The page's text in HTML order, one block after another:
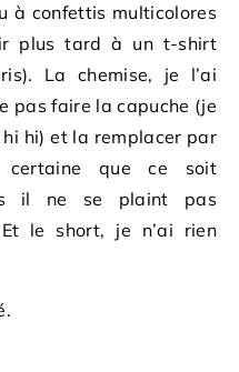
à confettis multicolores
plus tard à un t-shirt
La chemise, je l’ai
pas faire la capuche (je
hi hi) et la remplacer par
que ce soit
il ne se plaint pas
Et le short, je n’ai rien